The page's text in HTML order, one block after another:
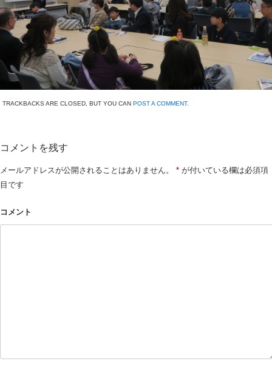
TRACKBACKS ARE CLOSED, BUT YOU CAN POST A COMMENT.
コメントを残す
メールアドレスが公開されることはありません。 * が付いている欄は必須項
目です
コメント